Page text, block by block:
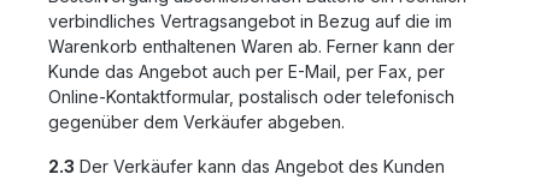
verbindliches Vertragsangebot in Bezug auf die im
Warenkorb enthaltenen Waren ab. Ferner kann der
Kunde das Angebot auch per E-Mail, per Fax, per
Online-Kontaktformular, postalisch oder telefonisch
gegenüber dem Verkäufer abgeben.
2.3 Der Verkäufer kann das Angebot des Kunden